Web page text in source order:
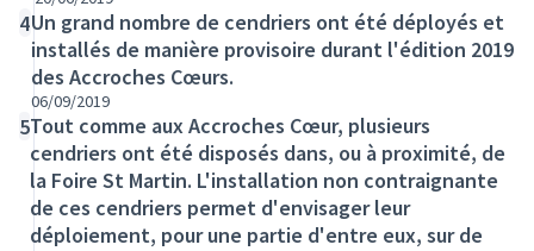
4Un grand nombre de cendriers ont été déployés et
installés de manière provisoire durant l'édition 2019
des Accroches Cœurs.
06/09/2019
5Tout comme aux Accroches Cœur, plusieurs
cendriers ont été disposés dans, ou à proximité, de
la Foire St Martin. L'installation non contraignante
de ces cendriers permet d'envisager leur
déploiement, pour une partie d'entre eux, sur de